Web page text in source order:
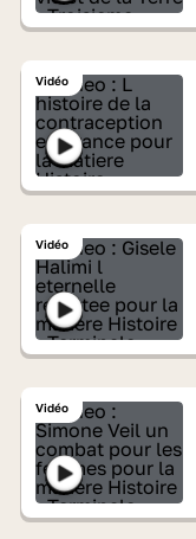
Vidéo
Vidéo
Vidéo